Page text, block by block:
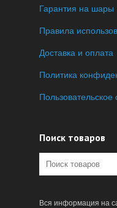
Гарантия на шары
Правила
Доставка и оплата
Политика
Пользовательское
Поиск товаров
Вся информация на